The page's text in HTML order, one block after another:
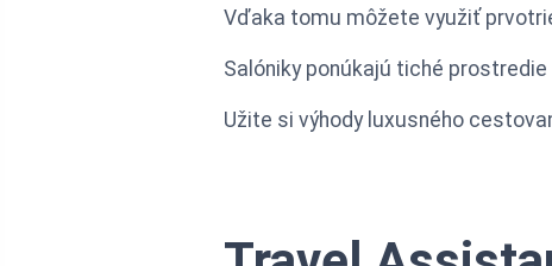
Vďaka tomu môžete využiť
Salóniky ponúkajú tiché
Užite si výhody luxusného